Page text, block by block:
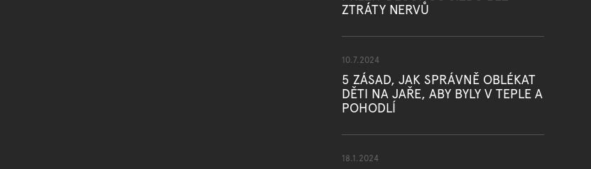
ZTRÁTY NERVŮ
10.7.2024
5 ZÁSAD, JAK SPRÁVNĚ OBLÉKAT
DĚTI NA JAŘE, ABY BYLY V TEPLE A
POHODLÍ
18.1.2024